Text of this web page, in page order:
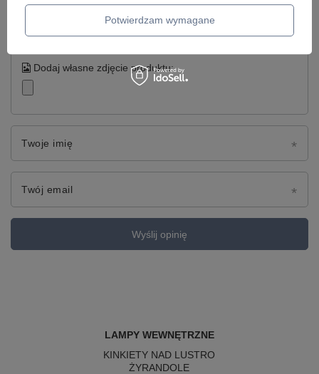
Dodaj własne zdjęcie produktu:
Twoje imię
Twój email
Wyślij opinię
LAMPY WEWNĘTRZNE
KINKIETY NAD LUSTRO
ŻYRANDOLE
Potwierdzam wymagane